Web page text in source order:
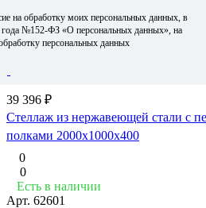
на обработку моих персональных данных, в
года №152-ФЗ «О персональных данных», на
персональных данных
Сначала дорогие
По умолчанию (возрастание)
По умолчанию (убывание)
39 396 ₽
Стеллаж из нержавеющей стали с
полками 2000x1000x400
0
0
Есть в наличии
Арт. 62601